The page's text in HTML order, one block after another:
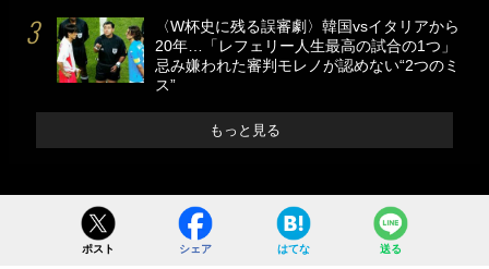
〈W杯史に残る誤審劇〉韓国vsイタリアから
20年…「レフェリー人生最高の試合の1つ」
忌み嫌われた審判モレノが認めない“2つのミ
ス”
もっと見る
ポスト シェア はてな 送る